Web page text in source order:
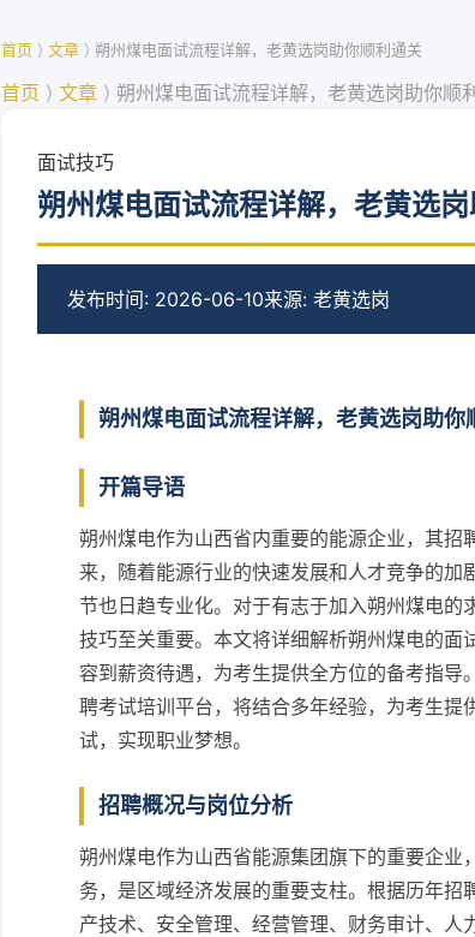
首页 ⟩ 文章 ⟩ 朔州煤电面试流程详解，老黄选岗助你顺利通关
首页 ⟩ 文章 ⟩ 朔州煤电面试流程详解，老黄选岗助你顺
面试技巧
朔州煤电面试流程详解，老黄选
发布时间: 2026-06-10来源: 老黄选岗
朔州煤电面试流程详解，老黄选岗助你
开篇导语
朔州煤电作为山西省内重要的能源企业，其
来，随着能源行业的快速发展和人才竞争的
节也日趋专业化。对于有志于加入朔州煤电
技巧至关重要。本文将详细解析朔州煤电的
容到薪资待遇，为考生提供全方位的备考指
聘考试培训平台，将结合多年经验，为考生提
试，实现职业梦想。
招聘概况与岗位分析
朔州煤电作为山西省能源集团旗下的重要企
务，是区域经济发展的重要支柱。根据历年
产技术、安全管理、经营管理、财务审计、人